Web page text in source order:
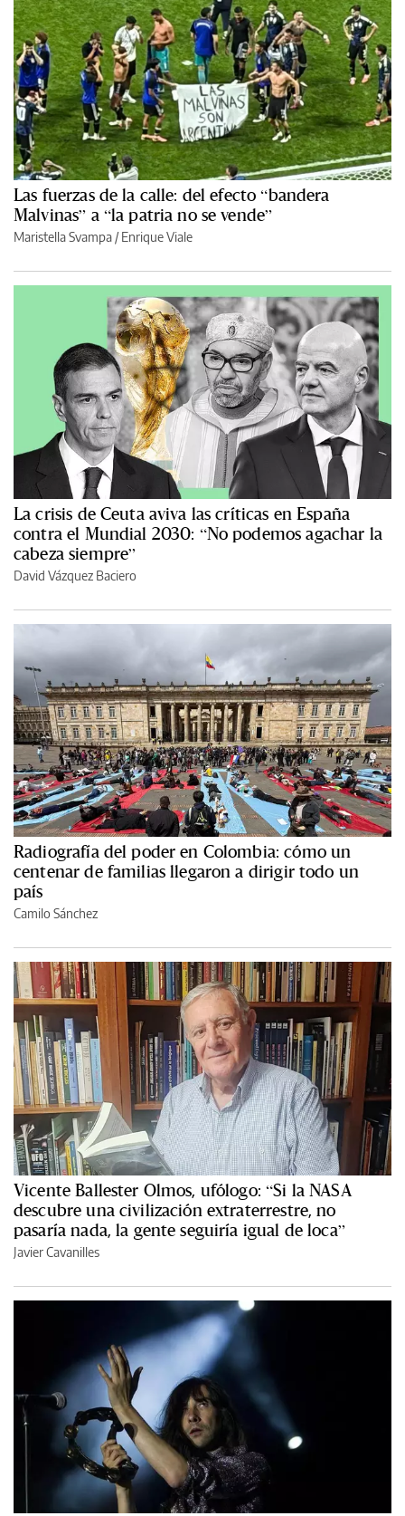
Las fuerzas de la calle: del efecto “bandera
Malvinas” a “la patria no se vende”
Maristella Svampa /Enrique Viale
La crisis de Ceuta aviva las críticas en España
contra el Mundial 2030: “No podemos agachar la
cabeza siempre”
David Vázquez Baciero
Radiografía del poder en Colombia: cómo un
centenar de familias llegaron a dirigir todo un
país
Camilo Sánchez
Vicente Ballester Olmos, ufólogo: “Si la NASA
descubre una civilización extraterrestre, no
pasaría nada, la gente seguiría igual de loca”
Javier Cavanilles